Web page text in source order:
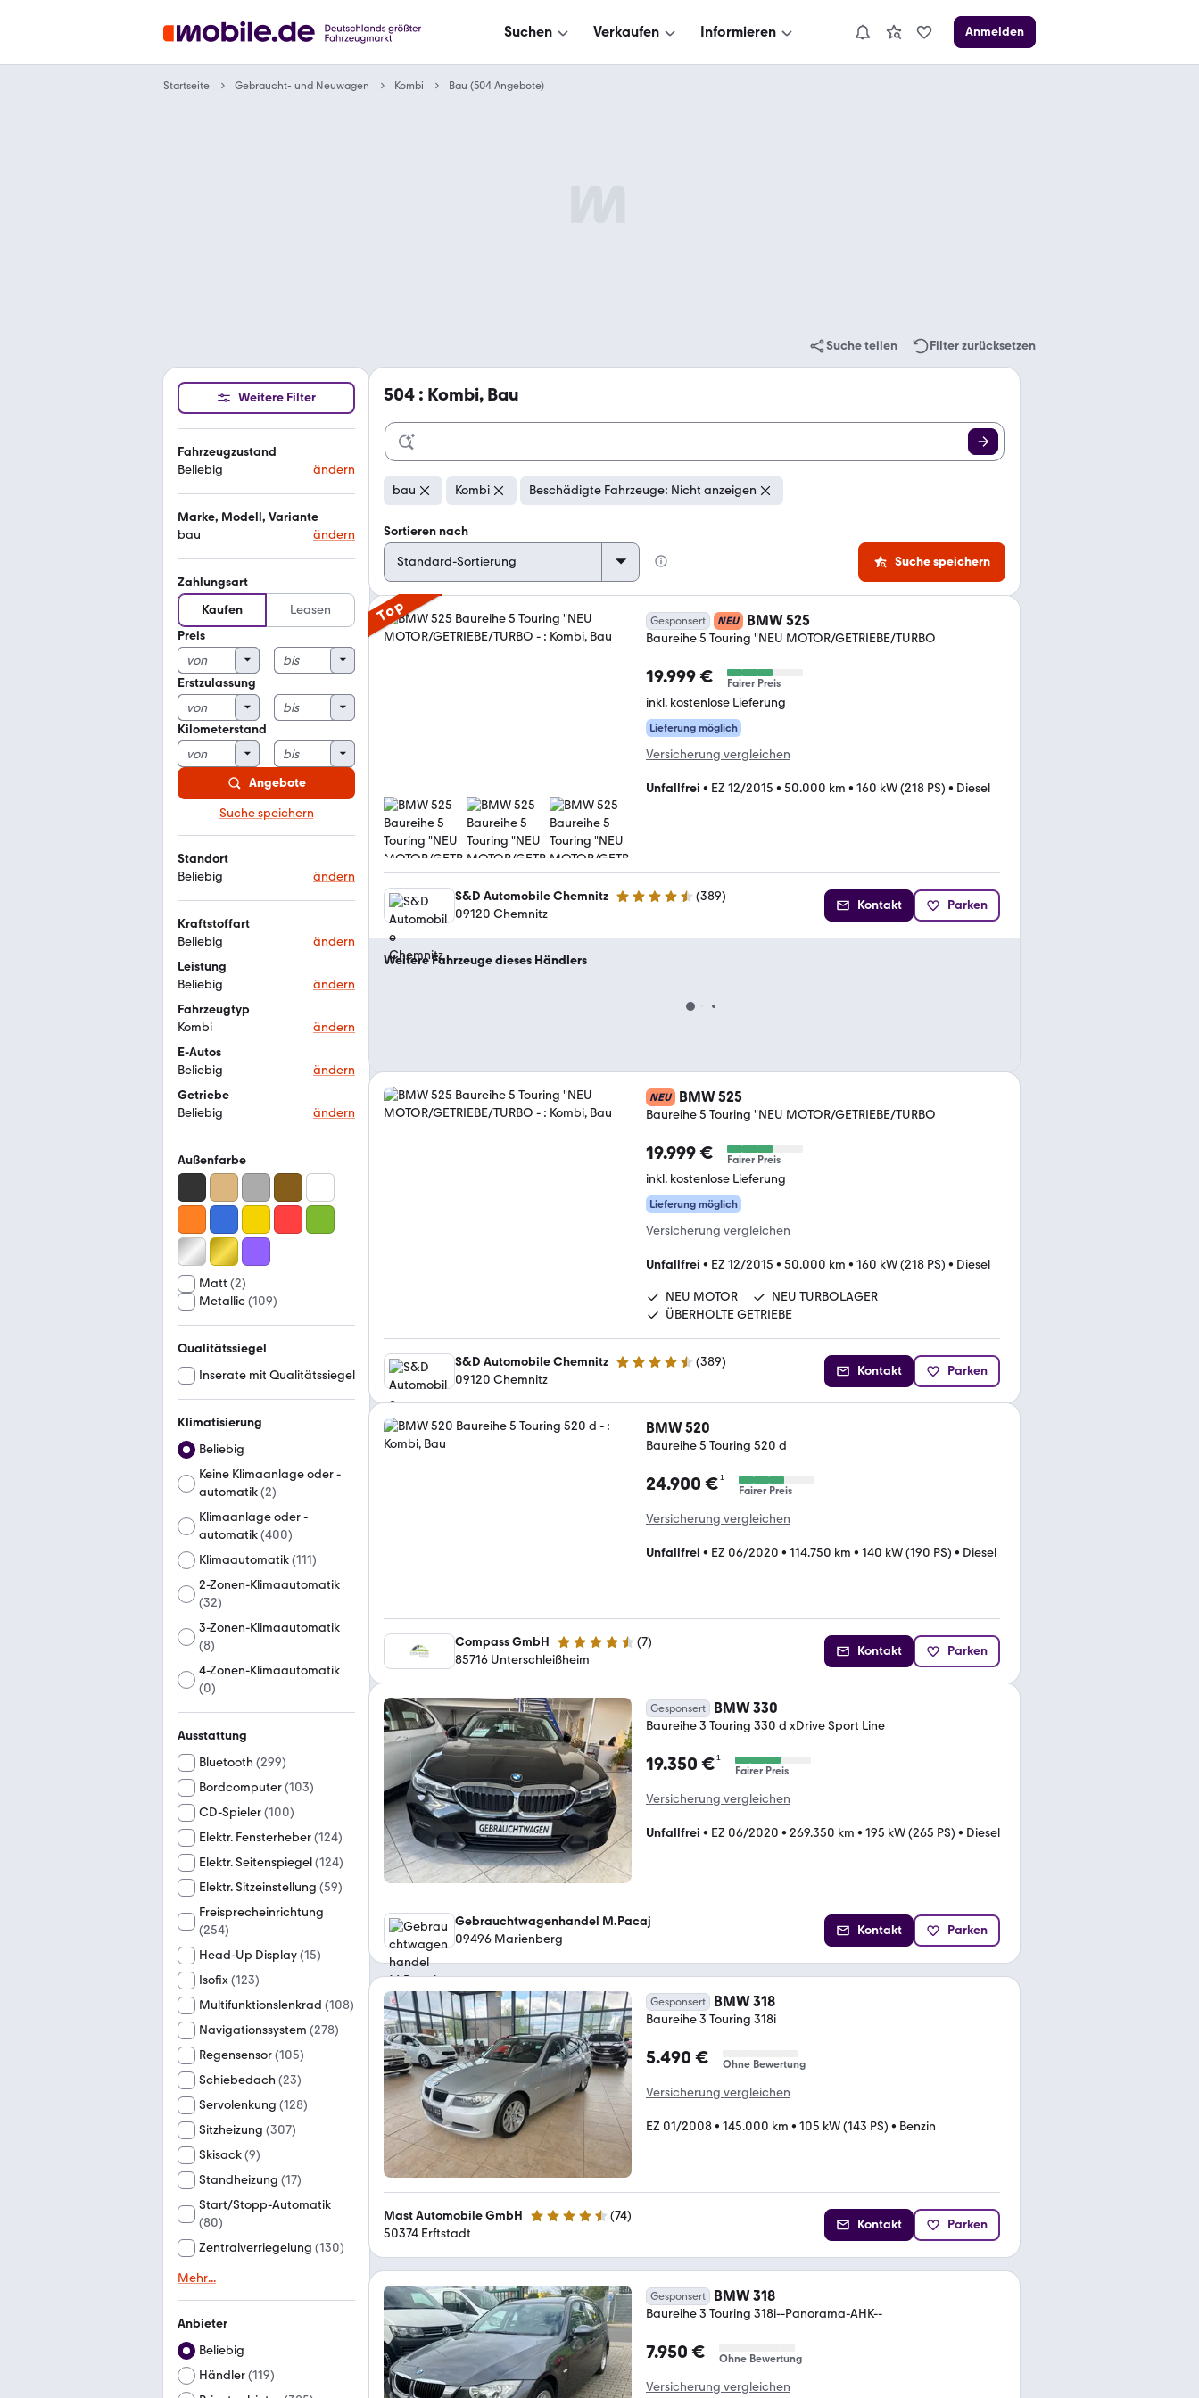
Suchen Verkaufen Informieren Anmelden
Startseite Gebraucht- und Neuwagen Kombi Bau (504 Angebote)
Suche teilen Filter zurücksetzen
Weitere Filter
Fahrzeugzustand
Beliebig
ändern
Marke, Modell, Variante
bau
ändern
Zahlungsart
Kaufen
Leasen
Preis
Erstzulassung
Kilometerstand
Angebote
Suche speichern
Standort
Beliebig
ändern
Kraftstoffart
Beliebig
ändern
Leistung
Beliebig
ändern
Fahrzeugtyp
Kombi
ändern
E-Autos
Beliebig
ändern
Getriebe
Beliebig
ändern
Außenfarbe
Matt (2)
Metallic(109)
Qualitätssiegel
Inserate mit Qualitätssiegel
Klimatisierung
Beliebig
Keine Klimaanlage oder -
automatik(2)
Klimaanlage oder -
automatik(400)
Klimaautomatik(111)
2-Zonen-Klimaautomatik
(32)
3-Zonen-Klimaautomatik
(8)
4-Zonen-Klimaautomatik
(0)
Ausstattung
Bluetooth (299)
Bordcomputer(103)
CD-Spieler(100)
Elektr. Fensterheber(124)
Elektr. Seitenspiegel(124)
Elektr. Sitzeinstellung (59)
Freisprecheinrichtung
(254)
Head-Up Display(15)
Isofix(123)
Multifunktionslenkrad (108)
Navigationssystem (278)
Regensensor(105)
Schiebedach (23)
Servolenkung (128)
Sitzheizung (307)
Skisack(9)
Standheizung (17)
Start/Stopp-Automatik
(80)
Zentralverriegelung (130)
Mehr...
Anbieter
Beliebig
Händler(119)
504 : Kombi, Bau
bau Kombi Beschädigte Fahrzeuge: Nicht anzeigen
Sortieren nach
Suche speichern
Top Gesponsert NEU BMW 525
Baureihe 5 Touring "NEU MOTOR/GETRIEBE/TURBO
19.999 € Fairer Preis
inkl. kostenlose Lieferung
Lieferung möglich
Versicherung vergleichen
Unfallfrei • EZ 12/2015 • 50.000 km • 160 kW (218 PS) • Diesel
S&D Automobile Chemnitz 4.7 Sterne (389)
09120 Chemnitz
Kontakt Parken
Weitere Fahrzeuge dieses Händlers
NEU BMW 525
Baureihe 5 Touring "NEU MOTOR/GETRIEBE/TURBO
19.999 € Fairer Preis
inkl. kostenlose Lieferung
Lieferung möglich
Versicherung vergleichen
Unfallfrei • EZ 12/2015 • 50.000 km • 160 kW (218 PS) • Diesel
NEU MOTOR
NEU TURBOLAGER
ÜBERHOLTE GETRIEBE
S&D Automobile Chemnitz 4.7 Sterne (389)
09120 Chemnitz
Kontakt Parken
BMW 520
Baureihe 5 Touring 520 d
24.900 €¹
Fairer Preis
Versicherung vergleichen
Unfallfrei • EZ 06/2020 • 114.750 km • 140 kW (190 PS) • Diesel
Compass GmbH 4.7 Sterne (7)
85716 Unterschleißheim
Kontakt Parken
Gesponsert BMW 330
Baureihe 3 Touring 330 d xDrive Sport Line
19.350 €¹
Fairer Preis
Versicherung vergleichen
Unfallfrei • EZ 06/2020 • 269.350 km • 195 kW (265 PS) • Diesel
Gebrauchtwagenhandel M.Pacaj
09496 ­­­Marienberg
Kontakt Parken
Gesponsert BMW 318
Baureihe 3 Touring 318i
5.490 € Ohne Bewertung
Versicherung vergleichen
EZ 01/2008• 145.000 km • 105 kW (143 PS) • Benzin
Mast Automobile GmbH 4.4 Sterne (74)
50374 Erftstadt
Kontakt Parken
Gesponsert BMW 318
Baureihe 3 Touring 318i--Panorama-AHK--
7.950 € Ohne Bewertung
Versicherung vergleichen